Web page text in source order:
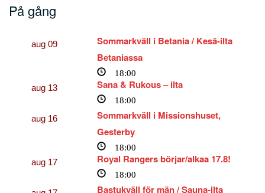
På gång
aug 09
Sommarkväll i Betania / Kesä-ilta
Betaniassa
18:00
aug 13 Sana & Rukous – ilta
18:00
aug 16
Sommarkväll i Missionshuset,
Gesterby
18:00
aug 17 Royal Rangers börjar/alkaa 17.8!
18:00
Bastukväll för män / Sauna-ilta